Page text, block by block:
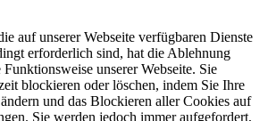
auf unserer Webseite verfügbaren Dienste
erforderlich sind, hat die Ablehnung
unserer Webseite. Sie
blockieren oder löschen, indem Sie Ihre
und das Blockieren aller Cookies auf
Sie werden jedoch immer aufgefordert,